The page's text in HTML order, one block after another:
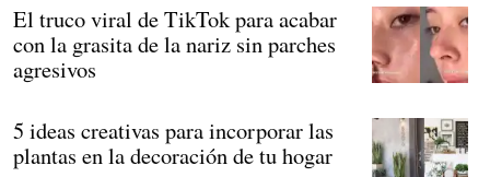
El truco viral de TikTok para acabar
con la grasita de la nariz sin parches
agresivos
5 ideas creativas para incorporar las
plantas en la decoración de tu hogar